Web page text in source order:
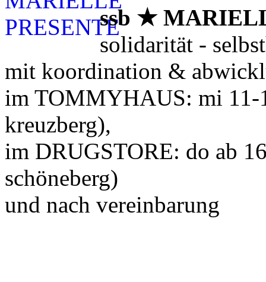
ssb ★
solidarität -
mit koordination &
im TOMMYHAUS: mi
kreuzberg),
im DRUGSTORE: do ab
schöneberg)
und nach vereinbarung